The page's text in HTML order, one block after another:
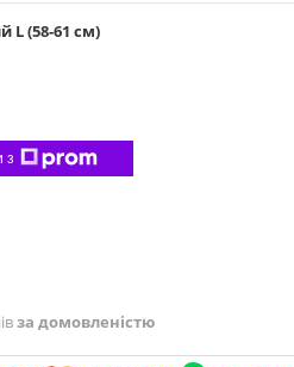
L (58-61 см)
з
за домовленістю